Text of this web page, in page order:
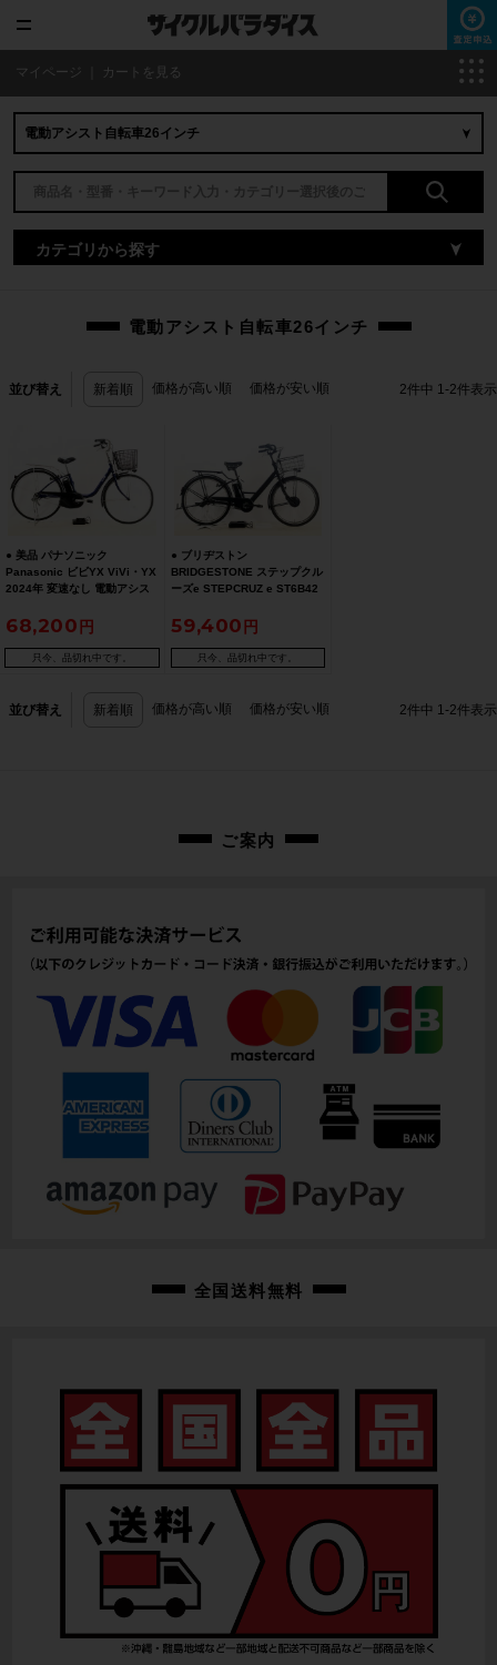
マイページ カートを見る
カテゴリから探す
電動アシスト自転車26インチ
並び替え 新着順 価格が高い順 価格が安い順 2件中 1-2件表示
● 美品 パナソニック
Panasonic ビビYX ViVi・YX
2024年 変速なし 電動アシス
ブルー ☆
68,200
只今、品切れ中です。
● ブリヂストン
BRIDGESTONE ステップクル
ーズe STEPCRUZ e ST6B42
アシスト自転車 26インチ クロ
ツヤケシ
59,400
只今、品切れ中です。
並び替え 新着順 価格が高い順 価格が安い順 2件中 1 -2件表示
ご案内
全国送料無料